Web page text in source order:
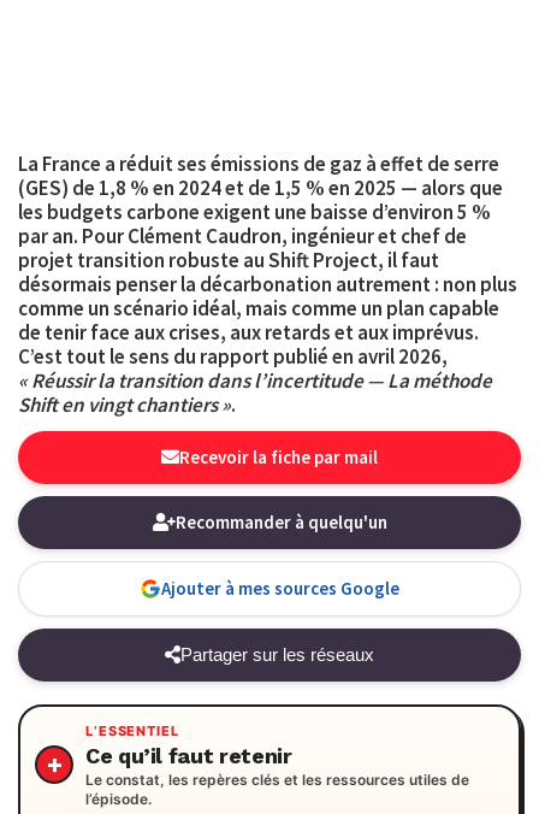
La France a réduit ses émissions de gaz à effet de serre
(GES) de 1,8 % en 2024 et de 1,5 % en 2025 — alors que
les budgets carbone exigent une baisse d’environ 5 %
par an. Pour Clément Caudron, ingénieur et chef de
projet transition robuste au Shift Project, il faut
désormais penser la décarbonation autrement : non plus
comme un scénario idéal, mais comme un plan capable
de tenir face aux crises, aux retards et aux imprévus.
C’est tout le sens du rapport publié en avril 2026,
« Réussir la transition dans l’incertitude — La méthode
Shift en vingt chantiers ».
Recevoir la fiche par mail
Recommander à quelqu'un
Ajouter à mes sources Google
Partager sur les réseaux
L’ESSENTIEL
Ce qu’il faut retenir
Le constat, les repères clés et les ressources utiles de
l’épisode.